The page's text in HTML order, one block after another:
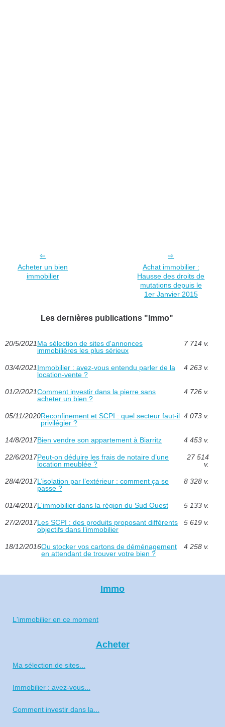
Acheter un bien
immobilier
Achat immobilier :
Hausse des droits de
mutations depuis le
1er Janvier 2015
Les dernières publications "Immo"
20/5/2021Ma sélection de sites d'annonces
immobilières les plus sérieux
7 714 v.
03/4/2021Immobilier : avez-vous entendu parler de la
location-vente ?
4 263 v.
01/2/2021Comment investir dans la pierre sans
acheter un bien ?
4 726 v.
05/11/2020Reconfinement et SCPI : quel secteur faut-il
privilégier ?
4 073 v.
14/8/2017Bien vendre son appartement à Biarritz 4 453 v.
22/6/2017Peut-on déduire les frais de notaire d’une
location meublée ?
27 514
v.
28/4/2017L’isolation par l’extérieur : comment ça se
passe ?
8 328 v.
01/4/2017L'immobilier dans la région du Sud Ouest 5 133 v.
27/2/2017Les SCPI : des produits proposant différents
objectifs dans l’immobilier
5 619 v.
18/12/2016Ou stocker vos cartons de déménagement
en attendant de trouver votre bien ?
4 258 v.
Immo
L'immobilier en ce moment
Acheter
Ma sélection de sites...
Immobilier : avez-vous...
Comment investir dans la...